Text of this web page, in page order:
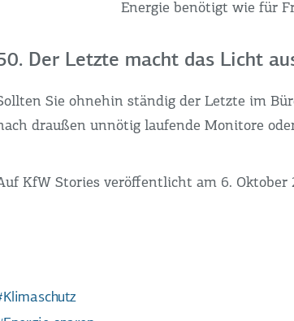
Energie benötigt wie für
Der Letzte macht das Licht
Sie ohnehin ständig der Letzte im
draußen unnötig laufende Monitore
KfW Stories veröffentlicht am 6. Oktober
Klimaschutz